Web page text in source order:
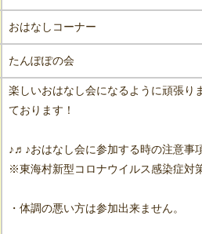
おはなしコーナー
たんぽぽの会
楽しいおはなし会になるように頑張り
ております！
♪♬♪おはなし会に参加する時の注意事
※東海村新型コロナウイルス感染症対
・体調の悪い方は参加出来ません。